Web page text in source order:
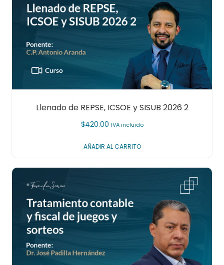
Llenado de REPSE, ICSOE y SISUB 2026 2
$420.00 IVA incluido
AÑADIR AL CARRITO